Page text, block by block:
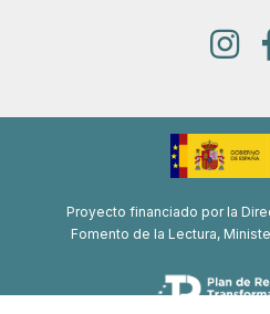
Proyecto financiado por la
Fomento de la Lectura,